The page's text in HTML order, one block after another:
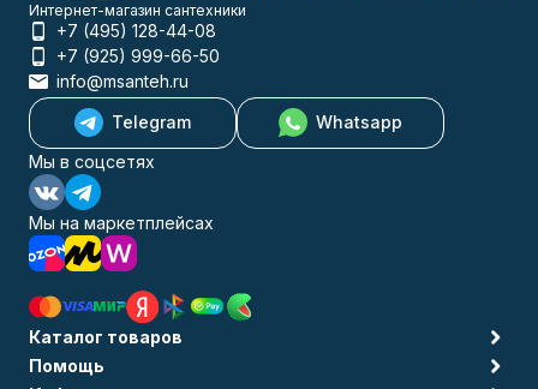
Интернет-магазин сантехники
+7 (495) 128-44-08
+7 (925) 999-66-50
info@msanteh.ru
Telegram
Whatsapp
Мы в соцсетях
Мы на маркетплейсах
Каталог товаров
Помощь